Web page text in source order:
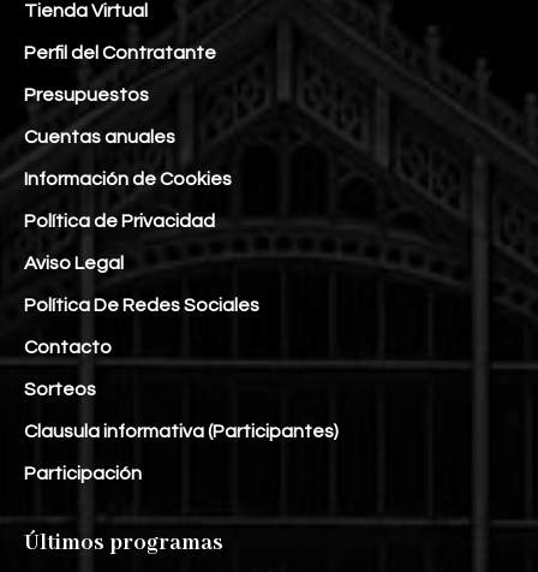
Tienda Virtual
Perfil del Contratante
Presupuestos
Cuentas anuales
Información de Cookies
Política de Privacidad
Aviso Legal
Política De Redes Sociales
Contacto
Sorteos
Clausula informativa (Participantes)
Participación
Últimos programas